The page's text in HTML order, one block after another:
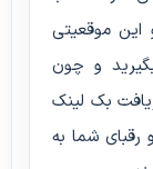
موقعیتی
و چون
بک لینک
شما به